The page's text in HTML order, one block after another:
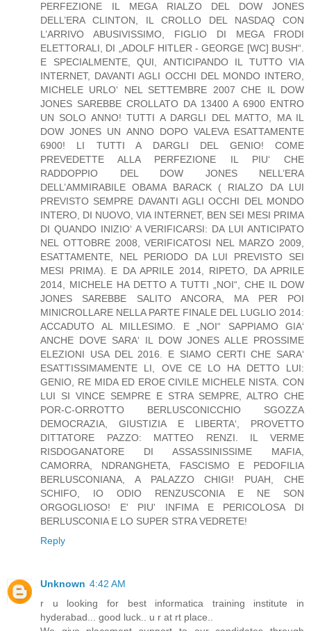
PERFEZIONE IL MEGA RIALZO DEL DOW JONES
DELL’ERA CLINTON, IL CROLLO DEL NASDAQ CON
L’ARRIVO ABUSIVISSIMO, FIGLIO DI MEGA FRODI
ELETTORALI, DI „ADOLF HITLER - GEORGE [WC] BUSH“.
E SPECIALMENTE, QUI, ANTICIPANDO IL TUTTO VIA
INTERNET, DAVANTI AGLI OCCHI DEL MONDO INTERO,
MICHELE URLO‘ NEL SETTEMBRE 2007 CHE IL DOW
JONES SAREBBE CROLLATO DA 13400 A 6900 ENTRO
UN SOLO ANNO! TUTTI A DARGLI DEL MATTO, MA IL
DOW JONES UN ANNO DOPO VALEVA ESATTAMENTE
6900! LI TUTTI A DARGLI DEL GENIO! COME
PREVEDETTE ALLA PERFEZIONE IL PIU‘ CHE
RADDOPPIO DEL DOW JONES NELL’ERA
DELL’AMMIRABILE OBAMA BARACK ( RIALZO DA LUI
PREVISTO SEMPRE DAVANTI AGLI OCCHI DEL MONDO
INTERO, DI NUOVO, VIA INTERNET, BEN SEI MESI PRIMA
DI QUANDO INIZIO‘ A VERIFICARSI: DA LUI ANTICIPATO
NEL OTTOBRE 2008, VERIFICATOSI NEL MARZO 2009,
ESATTAMENTE, NEL PERIODO DA LUI PREVISTO SEI
MESI PRIMA). E DA APRILE 2014, RIPETO, DA APRILE
2014, MICHELE HA DETTO A TUTTI „NOI“, CHE IL DOW
JONES SAREBBE SALITO ANCORA, MA PER POI
MINICROLLARE NELLA PARTE FINALE DEL LUGLIO 2014:
ACCADUTO AL MILLESIMO. E „NOI“ SAPPIAMO GIA‘
ANCHE DOVE SARA‘ IL DOW JONES ALLE PROSSIME
ELEZIONI USA DEL 2016. E SIAMO CERTI CHE SARA‘
ESATTISSIMAMENTE LI, OVE CE LO HA DETTO LUI:
GENIO, RE MIDA ED EROE CIVILE MICHELE NISTA. CON
LUI SI VINCE SEMPRE E STRA SEMPRE, ALTRO CHE
POR-C-ORROTTO BERLUSCONICCHIO SGOZZA
DEMOCRAZIA, GIUSTIZIA E LIBERTA‘, PROVETTO
DITTATORE PAZZO: MATTEO RENZI. IL VERME
RISDOGANATORE DI ASSASSINISSIME MAFIA,
CAMORRA, NDRANGHETA, FASCISMO E PEDOFILIA
BERLUSCONIANA, A PALAZZO CHIGI! PUAH, CHE
SCHIFO, IO ODIO RENZUSCONIA E NE SON
ORGOGLIOSO! E' PIU' INFIMA E PERICOLOSA DI
BERLUSCONIA E LO SUPER STRA VEDRETE!
Reply
Unknown 4:42 AM
r u looking for best informatica training institute in
hyderabad... good luck.. u r at rt place..